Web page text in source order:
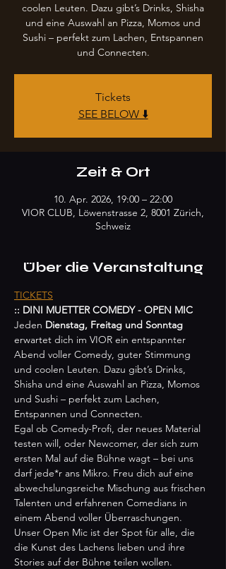
coolen Leuten. Dazu gibt’s Drinks, Shisha
und eine Auswahl an Pizza, Momos und
Sushi – perfekt zum Lachen, Entspannen
und Connecten.
Tickets
SEE BELOW ⬇️
Zeit & Ort
10. Apr. 2026, 19:00 – 22:00
VIOR CLUB, Löwenstrasse 2, 8001 Zürich,
Schweiz
Über die Veranstaltung
TICKETS
:: DINI MUETTER COMEDY - OPEN MIC
Jeden Dienstag, Freitag und Sonntag
erwartet dich im VIOR ein entspannter
Abend voller Comedy, guter Stimmung
und coolen Leuten. Dazu gibt’s Drinks,
Shisha und eine Auswahl an Pizza, Momos
und Sushi – perfekt zum Lachen,
Entspannen und Connecten.
Egal ob Comedy-Profi, der neues Material
testen will, oder Newcomer, der sich zum
ersten Mal auf die Bühne wagt – bei uns
darf jede*r ans Mikro. Freu dich auf eine
abwechslungsreiche Mischung aus frischen
Talenten und erfahrenen Comedians in
einem Abend voller Überraschungen.
Unser Open Mic ist der Spot für alle, die
die Kunst des Lachens lieben und ihre
Stories auf der Bühne teilen wollen.